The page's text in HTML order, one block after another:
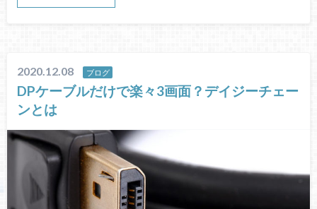
2020.12.08 ブログ
DPケーブルだけで楽々3画面？デイジーチェー
ンとは